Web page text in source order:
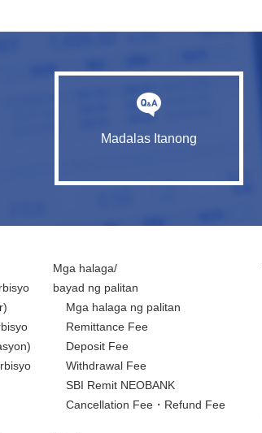
Madalas Itanong
Mga halaga/
bayad ng palitan
Mga halaga ng palitan
Remittance Fee
Deposit Fee
Withdrawal Fee
SBI Remit NEOBANK
Cancellation Fee・Refund Fee